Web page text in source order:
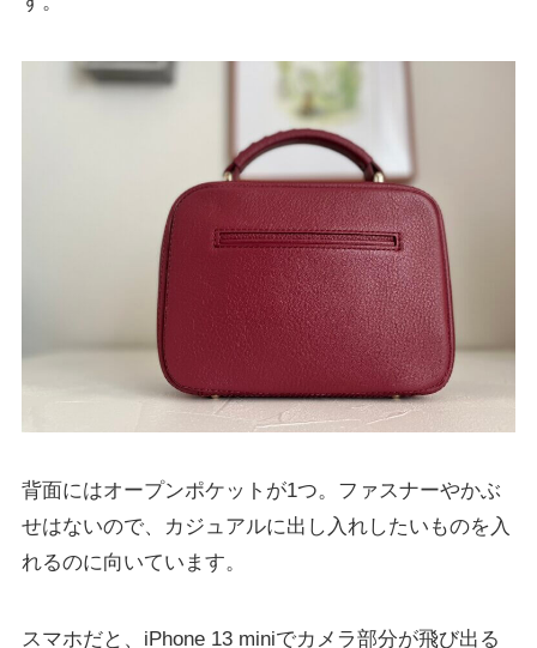
背面にはオープンポケットが1つ。ファスナーやかぶ
せはないので、カジュアルに出し入れしたいものを入
れるのに向いています。
スマホだと、iPhone 13 miniでカメラ部分が飛び出る